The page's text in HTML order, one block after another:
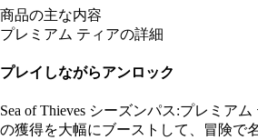
商品の主な内容
プレミアム ティアの詳細
プレイしながらアンロック
Sea of Thieves シーズンパス:プレミア
の獲得を大幅にブーストして、冒険で